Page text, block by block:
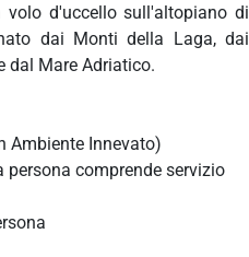
d'uccello sull'altopiano di
dai Monti della Laga, dai
dal Mare Adriatico.
Ambiente Innevato)
persona comprende servizio